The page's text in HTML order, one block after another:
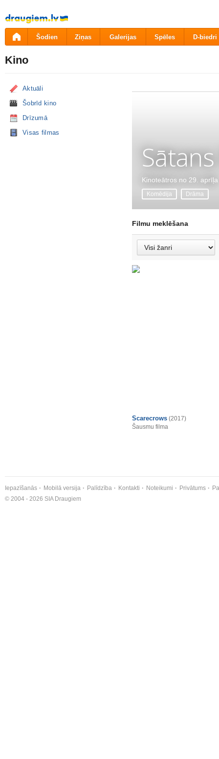
Pāriet
uz
saturu
Šodien Ziņas Galerijas Spēles D-biedri
Kino
Aktuāli
Šobrīd kino
Drīzumā
Visas filmas
Kinoteātros no 29. aprīļa
Komēdija Drāma
Filmu meklēšana
Scarecrows (2017)
Šausmu filma
Iepazīšanās Mobilā versija Palīdzība Kontakti Noteikumi Privātums
© 2004 - 2026 SIA Draugiem